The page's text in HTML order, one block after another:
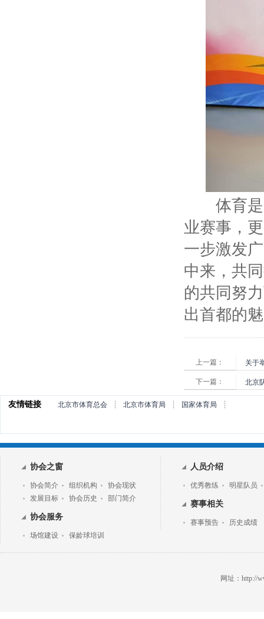
体育是
业赛事，
一步激发
中来，共
的共同努
出首都的
上一篇：
下一篇：
友情链接 北京市体育总会 ┊ 北京市体育局 ┊ 国家体育局 ┊
协会之窗
协会简介 组织机构
协会现状
发展目标
协会历史 部门简介
协会服务
场馆建设 保龄球培训
人员介绍
优秀教练 明星队员
赛事相关
赛事预告 历史成绩
网址：http://